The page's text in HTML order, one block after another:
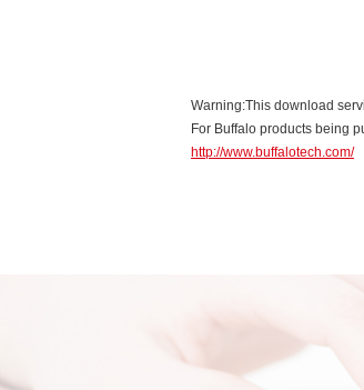
Warning:This download
For Buffalo products being
http://www.buffalotech.com/